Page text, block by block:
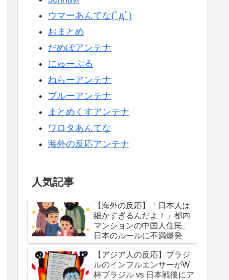
ウマーあんてな(ﾟдﾟ)
おまとめ
だめぽアンテナ
にゅーぷる
ねらーアンテナ
ブルーアンテナ
まとめくすアンテナ
ワロタあんてな
海外の反応アンテナ
人気記事
【海外の反応】「日本人は
細かすぎるんだよ！」都内
マンションの中国人住民、
日本のルールに不満爆発
【アジア人の反応】ブラジ
ルのインフルエンサーがW
杯ブラジル vs 日本戦後にア